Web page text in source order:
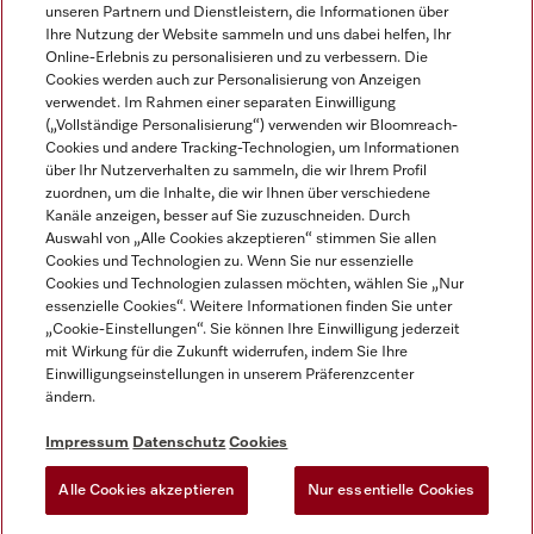
Impressum
AGB
Datenschutz
Nutzungsbedingungen
EU-Gesetzen über digitale Dienste
Cookie Einstellungen
Miele auf Instagram
Miele auf Facebook
Miele auf Youtube
unseren Partnern und Dienstleistern, die Informationen über
Ihre Nutzung der Website sammeln und uns dabei helfen, Ihr
Online-Erlebnis zu personalisieren und zu verbessern. Die
Cookies werden auch zur Personalisierung von Anzeigen
verwendet. Im Rahmen einer separaten Einwilligung
(„Vollständige Personalisierung“) verwenden wir Bloomreach-
Cookies und andere Tracking-Technologien, um Informationen
über Ihr Nutzerverhalten zu sammeln, die wir Ihrem Profil
zuordnen, um die Inhalte, die wir Ihnen über verschiedene
Kanäle anzeigen, besser auf Sie zuzuschneiden. Durch
Auswahl von „Alle Cookies akzeptieren“ stimmen Sie allen
Cookies und Technologien zu. Wenn Sie nur essenzielle
Cookies und Technologien zulassen möchten, wählen Sie „Nur
essenzielle Cookies“. Weitere Informationen finden Sie unter
„Cookie-Einstellungen“. Sie können Ihre Einwilligung jederzeit
mit Wirkung für die Zukunft widerrufen, indem Sie Ihre
Einwilligungseinstellungen in unserem Präferenzcenter
ändern.
Impressum Datenschutz Cookies
Alle Cookies akzeptieren Nur essentielle Cookies